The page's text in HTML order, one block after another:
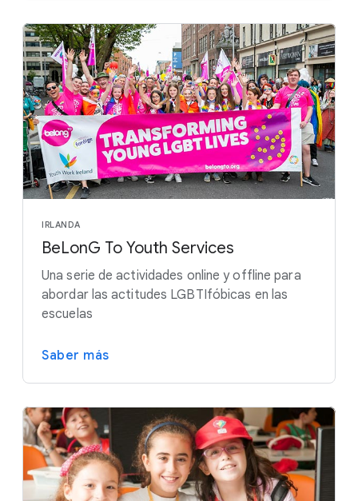
IRLANDA
BeLonG To Youth Services
Una serie de actividades online y offline para
abordar las actitudes LGBTIfóbicas en las
escuelas
Saber más